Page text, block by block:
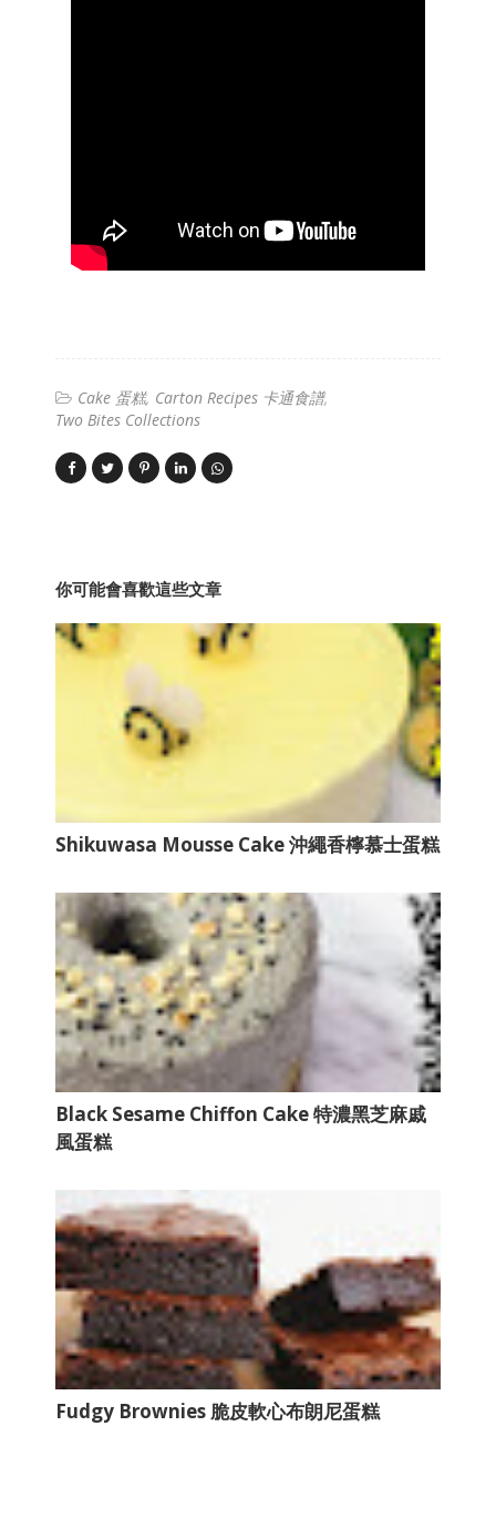
Cake 蛋糕 Carton Recipes 卡通食譜
Two Bites Collections
你可能會喜歡這些文章
Shikuwasa Mousse Cake 沖繩香檸慕士蛋糕
Black Sesame Chiffon Cake 特濃黑芝麻戚
風蛋糕
Fudgy Brownies 脆皮軟心布朗尼蛋糕